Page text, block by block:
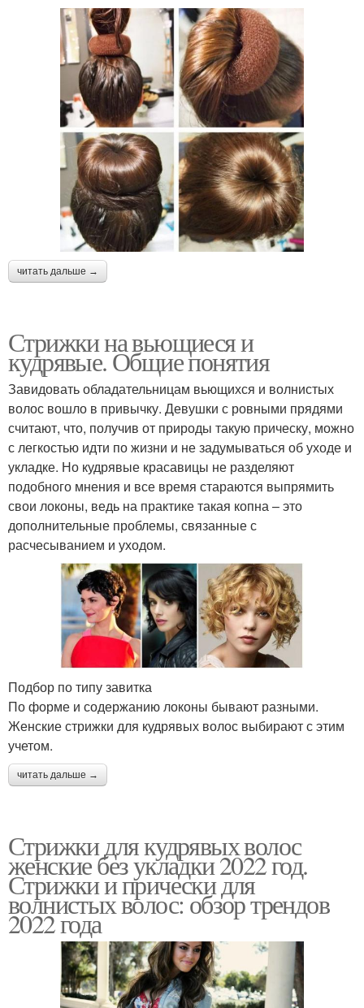
читать дальше →
Стрижки на вьющиеся и
кудрявые. Общие понятия
Завидовать обладательницам вьющихся и волнистых
волос вошло в привычку. Девушки с ровными прядями
считают, что, получив от природы такую прическу, можно
с легкостью идти по жизни и не задумываться об уходе и
укладке. Но кудрявые красавицы не разделяют
подобного мнения и все время стараются выпрямить
свои локоны, ведь на практике такая копна – это
дополнительные проблемы, связанные с
расчесыванием и уходом.
Подбор по типу завитка
По форме и содержанию локоны бывают разными.
Женские стрижки для кудрявых волос выбирают с этим
учетом.
читать дальше →
Стрижки для кудрявых волос
женские без укладки 2022 год.
Стрижки и прически для
волнистых волос: обзор трендов
2022 года